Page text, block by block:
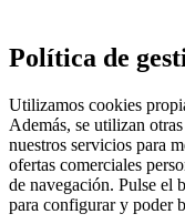
Política de
Utilizamos cookies
Además, se utilizan
nuestros servicios para
ofertas comerciales
de navegación. Pulse el
para configurar y poder